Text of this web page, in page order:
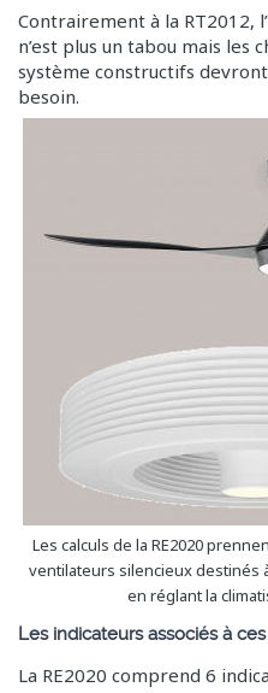
Contrairement à la RT2012,
n’est plus un tabou mais les
système constructifs
besoin.
Les calculs de la RE2020
ventilateurs silencieux destinés
en réglant la
Les indicateurs associés à
La RE2020 comprend 6